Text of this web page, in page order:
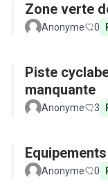
Zone verte
Anonyme 0
Piste
manquante
Anonyme 3
Anonyme 0